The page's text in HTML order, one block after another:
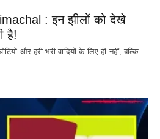
: इन झीलों को देखे
है!
और हरी-भरी वादियों के लिए ही नहीं, बल्कि